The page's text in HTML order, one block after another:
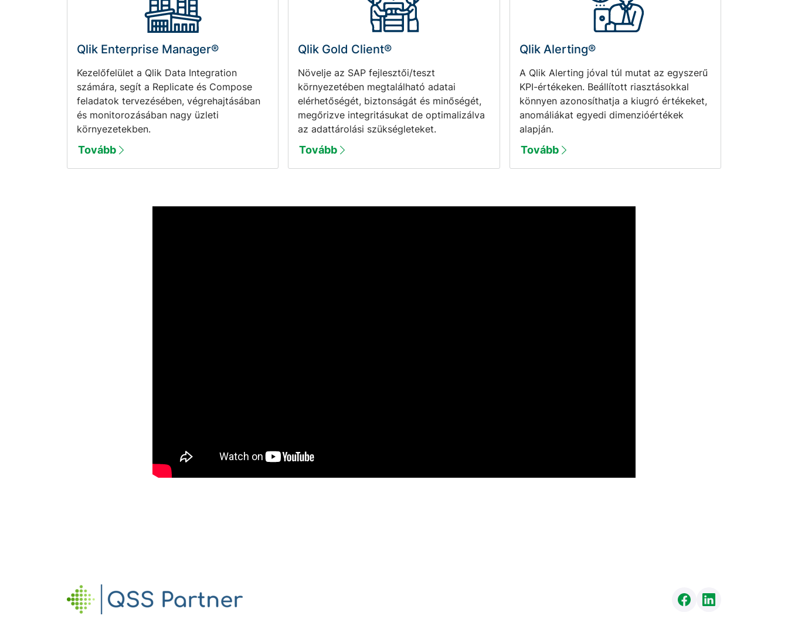
Qlik Enterprise Manager®
Kezelőfelület a Qlik Data Integration
számára, segít a Replicate és Compose
feladatok tervezésében, végrehajtásában
és monitorozásában nagy üzleti
környezetekben.
Tovább
Qlik Gold Client®
Növelje az SAP fejlesztői/teszt
környezetében megtalálható adatai
elérhetőségét, biztonságát és minőségét,
megőrizve integritásukat de optimalizálva
az adattárolási szükségleteket.
Tovább
Qlik Alerting®
A Qlik Alerting jóval túl mutat az egyszerű
KPI-értékeken. Beállított riasztásokkal
könnyen azonosíthatja a kiugró értékeket,
anomáliákat egyedi dimenzióértékek
alapján.
Tovább